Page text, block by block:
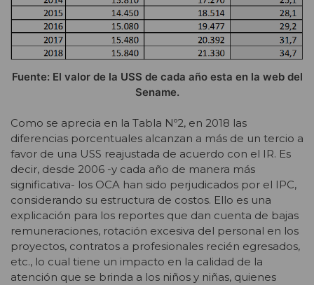
Fuente: El valor de la USS de cada año esta en la web del
Sename.
Como se aprecia en la Tabla Nº2, en 2018 las
diferencias porcentuales alcanzan a más de un tercio a
favor de una USS reajustada de acuerdo con el IR. Es
decir, desde 2006 -y cada año de manera más
significativa- los OCA han sido perjudicados por el IPC,
considerando su estructura de costos. Ello es una
explicación para los reportes que dan cuenta de bajas
remuneraciones, rotación excesiva del personal en los
proyectos, contratos a profesionales recién egresados,
etc., lo cual tiene un impacto en la calidad de la
atención que se brinda a los niños y niñas, quienes